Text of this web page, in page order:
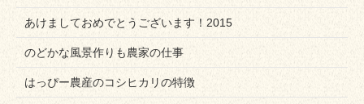
あけましておめでとうございます！2015
のどかな風景作りも農家の仕事
はっぴー農産のコシヒカリの特徴